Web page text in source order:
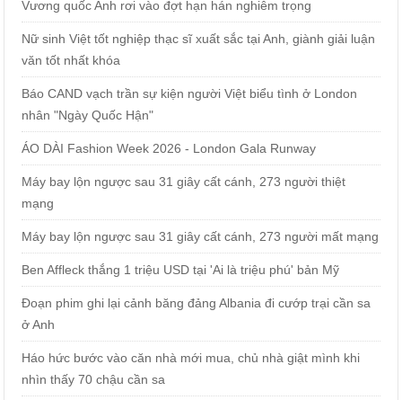
Vương quốc Anh rơi vào đợt hạn hán nghiêm trọng
Nữ sinh Việt tốt nghiệp thạc sĩ xuất sắc tại Anh, giành giải luận
văn tốt nhất khóa
Báo CAND vạch trần sự kiện người Việt biểu tình ở London
nhân "Ngày Quốc Hận"
ÁO DÀI Fashion Week 2026 - London Gala Runway
Máy bay lộn ngược sau 31 giây cất cánh, 273 người thiệt
mạng
Máy bay lộn ngược sau 31 giây cất cánh, 273 người mất mạng
Ben Affleck thắng 1 triệu USD tại 'Ai là triệu phú' bản Mỹ
Đoạn phim ghi lại cảnh băng đảng Albania đi cướp trại cần sa
ở Anh
Háo hức bước vào căn nhà mới mua, chủ nhà giật mình khi
nhìn thấy 70 chậu cần sa